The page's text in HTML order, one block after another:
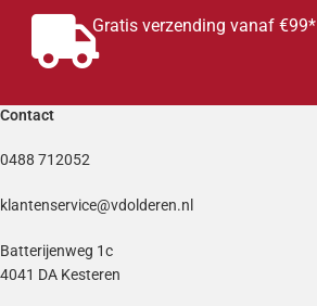
Gratis verzending vanaf €99*
Contact
0488 712052
klantenservice@vdolderen.nl
Batterijenweg 1c
4041 DA Kesteren